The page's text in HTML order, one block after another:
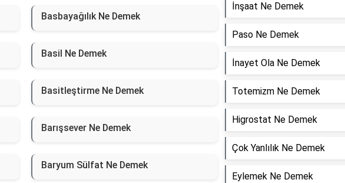
Basbayağılık Ne Demek
Basil Ne Demek
Basitleştirme Ne Demek
Barışsever Ne Demek
Baryum Sülfat Ne Demek
İnşaat Ne Demek
Paso Ne Demek
İnayet Ola Ne Demek
Totemizm Ne Demek
Higrostat Ne Demek
Çok Yanlılık Ne Demek
Eylemek Ne Demek